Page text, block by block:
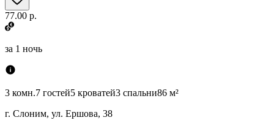
77.00 р.
за 1 ночь
3 комн.7 гостей5 кроватей3 спальни86 м²
г. Слоним, ул. Ершова, 38